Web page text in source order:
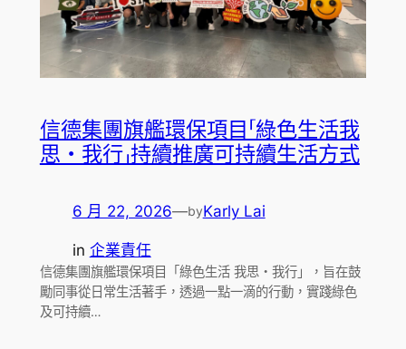
信德集團旗艦環保項目「綠色生活我
思・我行」持續推廣可持續生活方式
6 月 22, 2026—byKarly Lai
in 企業責任
信德集團旗艦環保項目「綠色生活 我思・我行」，旨在鼓
勵同事從日常生活著手，透過一點一滴的行動，實踐綠色
及可持續…